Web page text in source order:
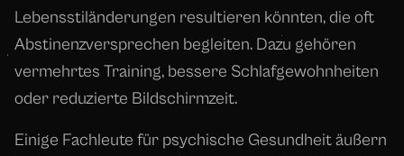
Lebensstiländerungen resultieren könnten, die oft
Abstinenzversprechen begleiten. Dazu gehören
vermehrtes Training, bessere Schlafgewohnheiten
oder reduzierte Bildschirmzeit.
Einige Fachleute für psychische Gesundheit äußern